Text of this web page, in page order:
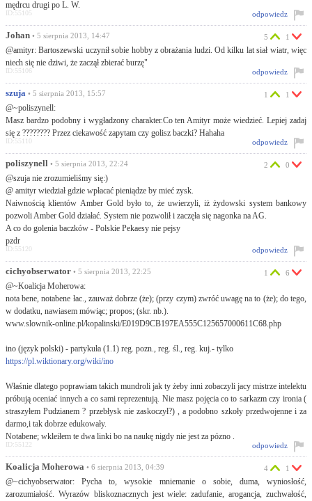
mędrcu drugi po L. W.
odpowiedz
ID:55105
Johan • 5 sierpnia 2013, 14:47
@amityr: Bartoszewski uczynił sobie hobby z obrażania ludzi. Od kilku lat siał wiatr, więc
niech się nie dziwi, że zaczął zbierać burzę"
5 1
odpowiedz
ID:55106
szuja • 5 sierpnia 2013, 15:57
@~poliszynell:
Masz bardzo podobny i wygładzony charakter.Co ten Amityr może wiedzieć. Lepiej zadaj
się z ???????? Przez ciekawość zapytam czy golisz baczki? Hahaha
1 1
odpowiedz
ID:55110
poliszynell • 5 sierpnia 2013, 22:24
@szuja nie zrozumieliśmy się:)
@ amityr wiedział gdzie wpłacać pieniądze by mieć zysk.
Naiwnością klientów Amber Gold było to, że uwierzyli, iż żydowski system bankowy
pozwoli Amber Gold działać. System nie pozwolił i zaczęła się nagonka na AG.
A co do golenia baczków - Polskie Pekaesy nie pejsy
pzdr
2 0
odpowiedz
ID:55120
cichyobserwator • 5 sierpnia 2013, 22:25
@~Koalicja Moherowa:
nota bene, notabene łac., zauważ dobrze (że); (przy czym) zwróć uwagę na to (że); do tego,
w dodatku, nawiasem mówiąc; propos; (skr. nb.).
www.slownik-online.pl/kopalinski/E019D9CB197EA555C125657000611C68.php
ino (język polski) - partykuła (1.1) reg. pozn., reg. śl., reg. kuj.- tylko
https://pl.wiktionary.org/wiki/ino
Właśnie dlatego poprawiam takich mundroli jak ty żeby inni zobaczyli jacy mistrze intelektu
próbują oceniać innych a co sami reprezentują. Nie masz pojęcia co to sarkazm czy ironia (
straszyłem Pudzianem ? przebłysk nie zaskoczył?) , a podobno szkoły przedwojenne i za
darmo,i tak dobrze edukowały.
Notabene; wkleiłem te dwa linki bo na naukę nigdy nie jest za pózno .
1 6
odpowiedz
ID:55122
Koalicja Moherowa • 6 sierpnia 2013, 04:39
@~cichyobserwator: Pycha to, wysokie mniemanie o sobie, duma, wyniosłość,
zarozumiałość. Wyrazów bliskoznacznych jest wiele: zadufanie, arogancja, zuchwałość,
4 1